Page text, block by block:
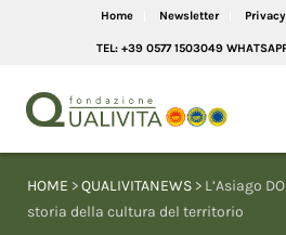
Home Newsletter
TEL: +39 0577 1503049
HOME >QUALIVITANEWS > L’Asiago
storia della cultura del territorio